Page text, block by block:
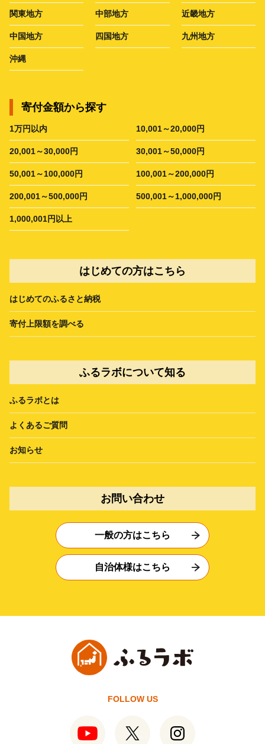
関東地方 中部地方 近畿地方
中国地方 四国地方 九州地方
沖縄
寄付金額から探す
1万円以内 10,001～20,000円
20,001～30,000円 30,001～50,000円
50,001～100,000円 100,001～200,000円
200,001～500,000円 500,001～1,000,000円
1,000,001円以上
はじめての方はこちら
はじめてのふるさと納税
寄付上限額を調べる
ふるラボについて知る
ふるラボとは
よくあるご質問
お知らせ
お問い合わせ
一般の方はこちら
自治体様はこちら
FOLLOW US